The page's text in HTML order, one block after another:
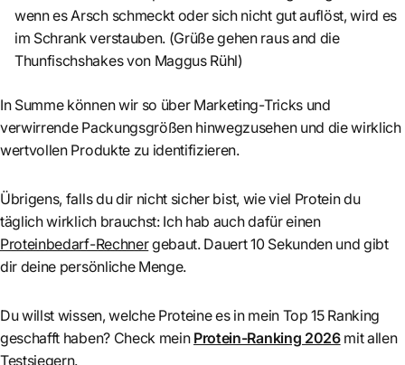
wenn es Arsch schmeckt oder sich nicht gut auflöst, wird es
im Schrank verstauben. (Grüße gehen raus and die
Thunfischshakes von Maggus Rühl)
In Summe können wir so über Marketing-Tricks und
verwirrende Packungsgrößen hinwegzusehen und die wirklich
wertvollen Produkte zu identifizieren.
Übrigens, falls du dir nicht sicher bist, wie viel Protein du
täglich wirklich brauchst: Ich hab auch dafür einen
Proteinbedarf-Rechnergebaut. Dauert 10 Sekunden und gibt
dir deine persönliche Menge.
Du willst wissen, welche Proteine es in mein Top 15 Ranking
geschafft haben? Check mein Protein-Ranking 2026mit allen
Testsiegern.